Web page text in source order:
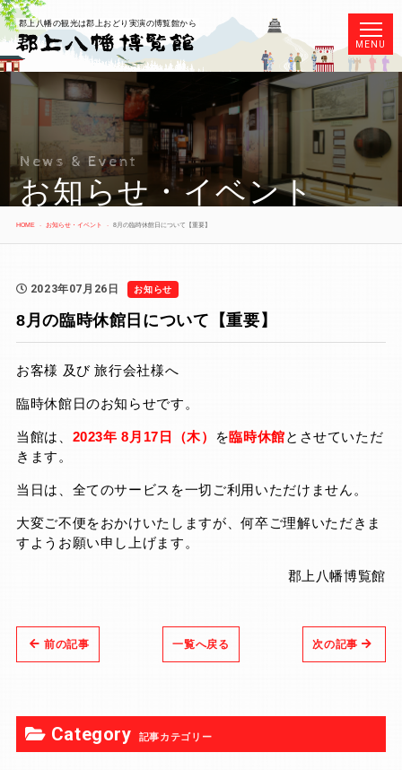
郡上八幡の観光は郡上おどり実演の博覧館から
News & Event
お知らせ・イベント
HOME お知らせ・イベント 8月の臨時休館日について【重要】
2023年07月26日 お知らせ
8月の臨時休館日について【重要】
お客様 及び 旅行会社様へ
臨時休館日のお知らせです。
当館は、 2023年8月17日 （木） を臨時休館とさせていただ
きます。
当日は、全てのサービスを一切ご利用いただけません。
大変ご不便をおかけいたしますが、何卒ご理解いただきま
すようお願い申し上げます。
郡上八幡博覧館
次の記事
一覧へ戻る
前の記事
Category 記事カテゴリー
MENU